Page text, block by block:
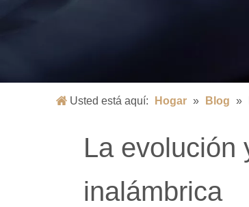
Usted está aquí: Hogar » Blog »
La evolución
inalámbrica